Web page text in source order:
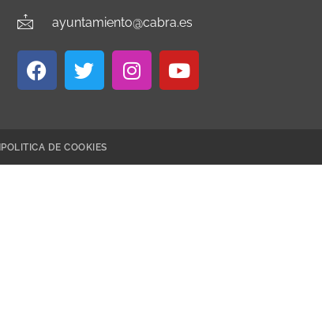
ayuntamiento@cabra.es
POLITICA DE COOKIES